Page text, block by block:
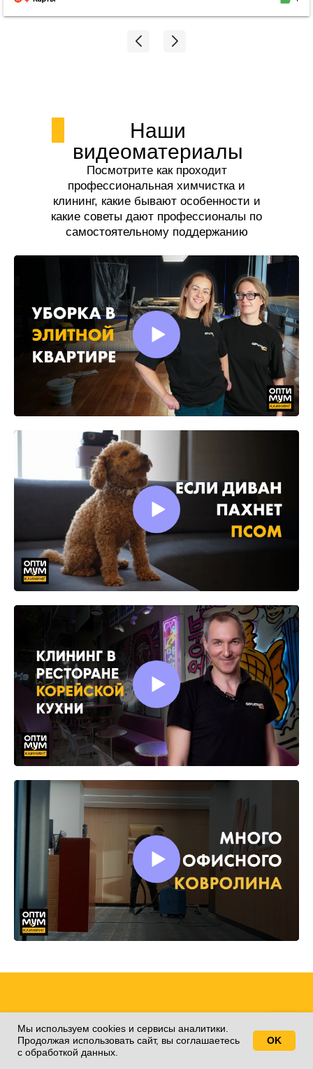
Свяжитесь с нами!
Мы используем cookies и сервисы аналитики.
Продолжая использовать сайт, вы соглашаетесь
с обработкой данных.
OK
Наши
видеоматериалы
Посмотрите как проходит
профессиональная химчистка и
клининг, какие бывают особенности и
какие советы дают профессионалы по
самостоятельному поддержанию
Заявка на расчет
клининга